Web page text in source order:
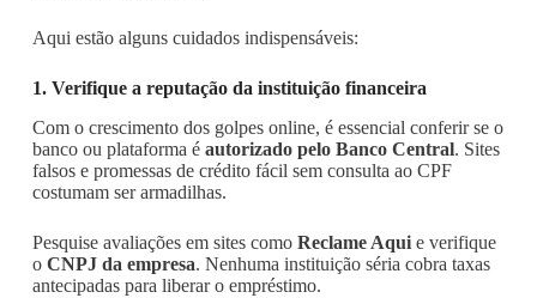
Aqui estão alguns cuidados indispensáveis:
1. Verifique a reputação da instituição financeira
Com o crescimento dos golpes online, é essencial conferir se o
banco ou plataforma é autorizado pelo Banco Central. Sites
falsos e promessas de crédito fácil sem consulta ao CPF
costumam ser armadilhas.
Pesquise avaliações em sites como Reclame Aquie verifique
o CNPJ da empresa. Nenhuma instituição séria cobra taxas
antecipadas para liberar o empréstimo.